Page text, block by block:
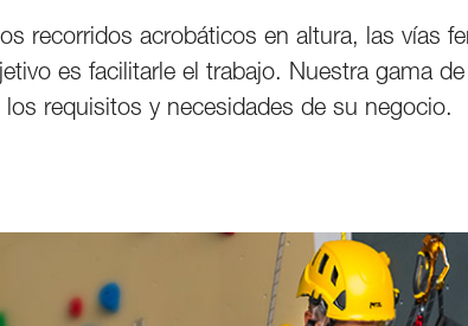
recorridos acrobáticos en altura, las vías
es facilitarle el trabajo. Nuestra gama
los requisitos y necesidades de su negocio.